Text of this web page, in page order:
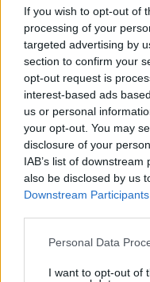
If you wish to opt-out of
processing of your
targeted advertising by
section to confirm your
opt-out request is
interest-based ads
us or personal
your opt-out. You may
disclosure of your
IAB’s list of
also be disclosed by us
Downstream Participants
Please note that this
not limited to your visit
Personal Data
I want to opt-out of
Ιλαρά: «Έκρηξη»